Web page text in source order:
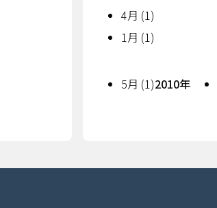
4月 (1)
1月 (1)
5月 (1)2010年